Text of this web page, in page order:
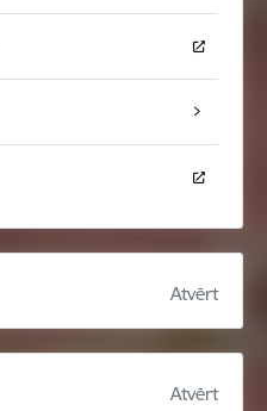
Atvērt
Atvērt